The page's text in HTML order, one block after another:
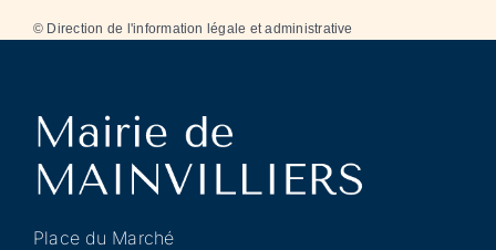
© Direction de l'information légale et administrative
Place du Marché